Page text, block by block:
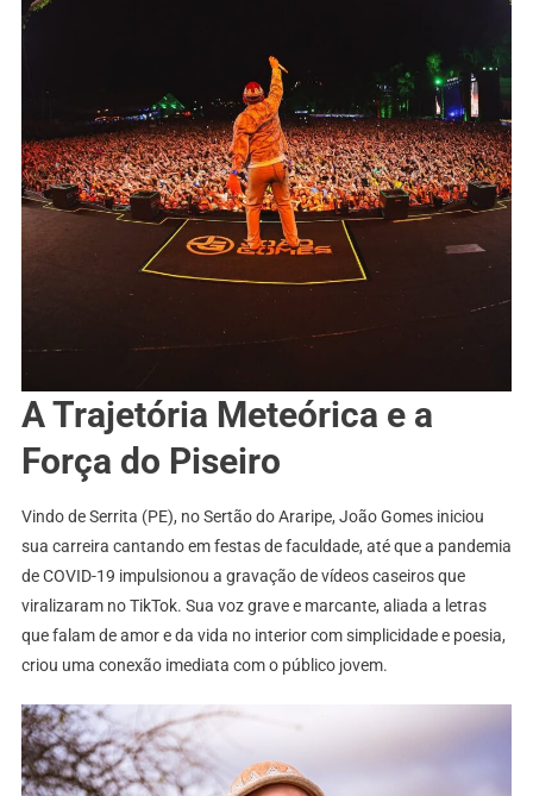
A Trajetória Meteórica e a
Força do Piseiro
Vindo de Serrita (PE), no Sertão do Araripe, João Gomes iniciou
sua carreira cantando em festas de faculdade, até que a pandemia
de COVID-19 impulsionou a gravação de vídeos caseiros que
viralizaram no TikTok. Sua voz grave e marcante, aliada a letras
que falam de amor e da vida no interior com simplicidade e poesia,
criou uma conexão imediata com o público jovem.